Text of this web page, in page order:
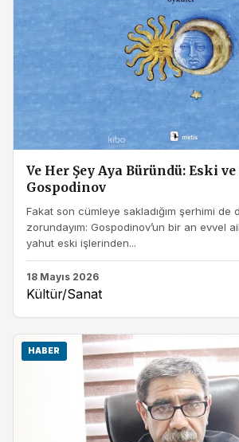
Ve Her Şey Aya Büründü: Eski
Gospodinov
Fakat son cümleye sakladığım şerhimi de
zorundayım: Gospodinov’un bir an evvel
yahut eski işlerinden...
18 Mayıs 2026
Kültür/Sanat
HABER